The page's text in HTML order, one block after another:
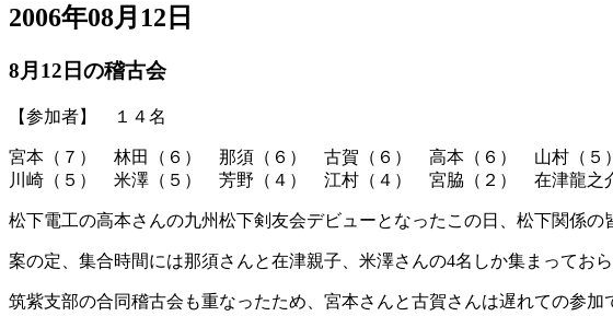
2006年08月12日
8月12日の稽古会
【参加者】 １４名
宮本（７） 林田（６） 那須（６） 古賀（６） 高本（６） 山村（
川崎（５） 米澤（５） 芳野（４） 江村（４） 宮脇（２） 在津龍
松下電工の高本さんの九州松下剣友会デビューとなったこの日、松下関係
案の定、集合時間には那須さんと在津親子、米澤さんの4名しか集まってお
筑紫支部の合同稽古会も重なったため、宮本さんと古賀さんは遅れての参